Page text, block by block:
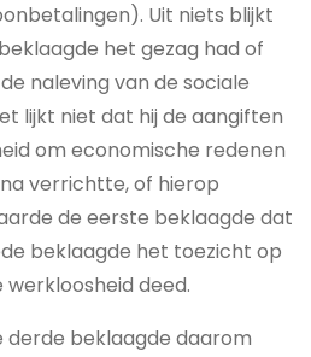
Uit niets blijkt
het gezag had of
naleving van de sociale
lijkt niet dat hij de aangiften
om economische redenen
verrichtte, of hierop
de eerste beklaagde dat
beklaagde het toezicht op
deed.
beklaagde daarom